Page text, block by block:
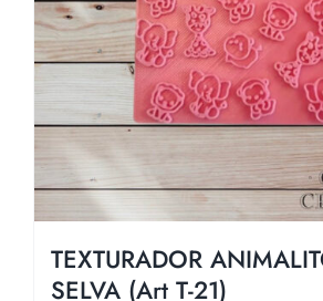
TEXTURADOR
SELVA (Art T-21)